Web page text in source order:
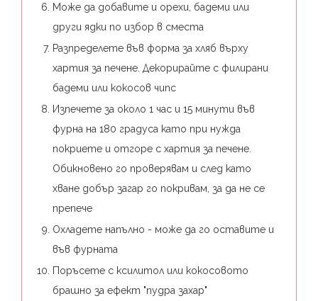
Може да добавите и орехи, бадеми или
други ядки по избор в сместа
Разпределете във форма за хляб върху
хартия за печене. Декорирайте с филирани
бадеми или кокосов чипс
Изпечете за около 1 час и 15 минути във
фурна на 180 градуса като при нужда
покриете и отгоре с хартия за печене.
Обикновено го проверявам и след като
хване добър загар го покривам, за да не се
препече
Охладете напълно - може да го оставите и
във фурната
Поръсете с ксилитол или кокосовото
брашно за ефект "пудра захар"